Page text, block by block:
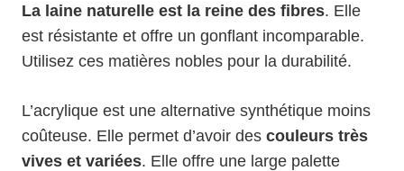
La laine naturelle est la reine des fibres. Elle
est résistante et offre un gonflant incomparable.
Utilisez ces matières nobles pour la durabilité.
L’acrylique est une alternative synthétique moins
coûteuse. Elle permet d’avoir des couleurs très
vives et variées. Elle offre une large palette